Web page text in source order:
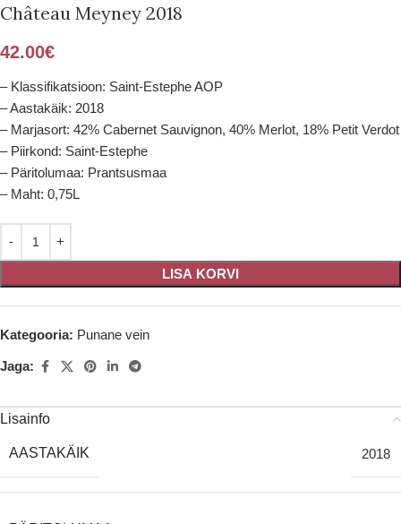
Château Meyney 2018
42.00€
– Klassifikatsioon: Saint-Estephe AOP
– Aastakäik: 2018
– Marjasort: 42% Cabernet Sauvignon, 40% Merlot, 18% Petit Verdot
– Piirkond: Saint-Estephe
– Päritolumaa: Prantsusmaa
– Maht: 0,75L
LISA KORVI
Kategooria: Punane vein
Jaga:
Lisainfo
AASTAKÄIK 2018